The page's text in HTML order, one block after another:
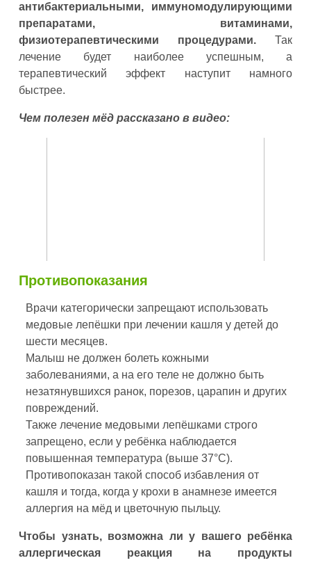
антибактериальными, иммуномодулирующими
препаратами, витаминами,
физиотерапевтическими процедурами. Так
лечение будет наиболее успешным, а
терапевтический эффект наступит намного
быстрее.
Чем полезен мёд рассказано в видео:
Противопоказания
Врачи категорически запрещают использовать
медовые лепёшки при лечении кашля у детей до
шести месяцев.
Малыш не должен болеть кожными
заболеваниями, а на его теле не должно быть
незатянувшихся ранок, порезов, царапин и других
повреждений.
Также лечение медовыми лепёшками строго
запрещено, если у ребёнка наблюдается
повышенная температура (выше 37°С).
Противопоказан такой способ избавления от
кашля и тогда, когда у крохи в анамнезе имеется
аллергия на мёд и цветочную пыльцу.
Чтобы узнать, возможна ли у вашего ребёнка
аллергическая реакция на продукты